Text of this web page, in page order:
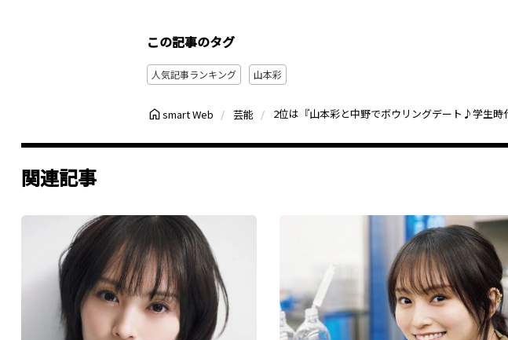
この記事のタグ
人気記事ランキング 山本彩
smart Web 芸能
関連記事